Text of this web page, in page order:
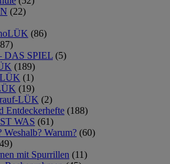
(22)
(86)
DAS SPIEL (5)
(189)
(1)
(19)
LÜK (2)
Entdeckerhefte (188)
WAS (61)
Weshalb? Warum? (60)
mit Spurrillen (11)